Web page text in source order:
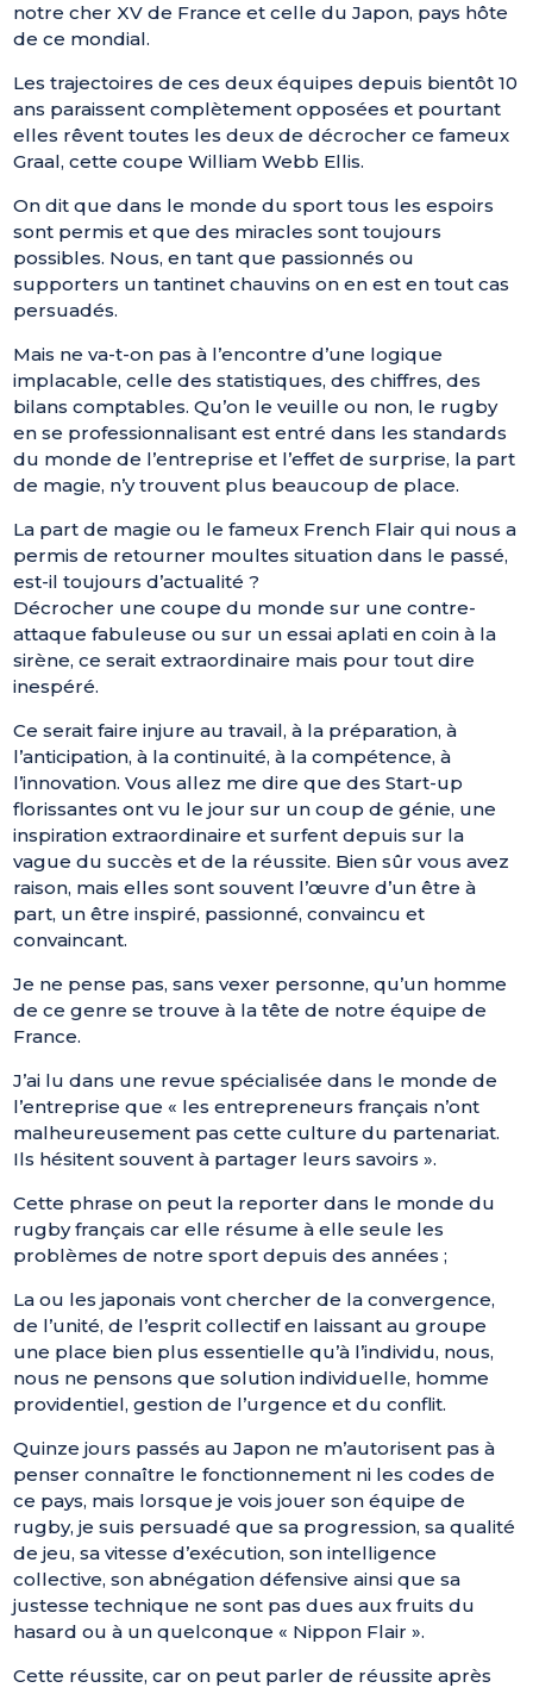
notre cher XV de France et celle du Japon, pays hôte
de ce mondial.
Les trajectoires de ces deux équipes depuis bientôt 10
ans paraissent complètement opposées et pourtant
elles rêvent toutes les deux de décrocher ce fameux
Graal, cette coupe William Webb Ellis.
On dit que dans le monde du sport tous les espoirs
sont permis et que des miracles sont toujours
possibles. Nous, en tant que passionnés ou
supporters un tantinet chauvins on en est en tout cas
persuadés.
Mais ne va-t-on pas à l’encontre d’une logique
implacable, celle des statistiques, des chiffres, des
bilans comptables. Qu’on le veuille ou non, le rugby
en se professionnalisant est entré dans les standards
du monde de l’entreprise et l’effet de surprise, la part
de magie, n’y trouvent plus beaucoup de place.
La part de magie ou le fameux French Flair qui nous a
permis de retourner moultes situation dans le passé,
est-il toujours d’actualité ?
Décrocher une coupe du monde sur une contre-
attaque fabuleuse ou sur un essai aplati en coin à la
sirène, ce serait extraordinaire mais pour tout dire
inespéré.
Ce serait faire injure au travail, à la préparation, à
l’anticipation, à la continuité, à la compétence, à
l’innovation. Vous allez me dire que des Start-up
florissantes ont vu le jour sur un coup de génie, une
inspiration extraordinaire et surfent depuis sur la
vague du succès et de la réussite. Bien sûr vous avez
raison, mais elles sont souvent l’œuvre d’un être à
part, un être inspiré, passionné, convaincu et
convaincant.
Je ne pense pas, sans vexer personne, qu’un homme
de ce genre se trouve à la tête de notre équipe de
France.
J’ai lu dans une revue spécialisée dans le monde de
l’entreprise que « les entrepreneurs français n’ont
malheureusement pas cette culture du partenariat.
Ils hésitent souvent à partager leurs savoirs ».
Cette phrase on peut la reporter dans le monde du
rugby français car elle résume à elle seule les
problèmes de notre sport depuis des années ;
La ou les japonais vont chercher de la convergence,
de l’unité, de l’esprit collectif en laissant au groupe
une place bien plus essentielle qu’à l’individu, nous,
nous ne pensons que solution individuelle, homme
providentiel, gestion de l’urgence et du conflit.
Quinze jours passés au Japon ne m’autorisent pas à
penser connaître le fonctionnement ni les codes de
ce pays, mais lorsque je vois jouer son équipe de
rugby, je suis persuadé que sa progression, sa qualité
de jeu, sa vitesse d’exécution, son intelligence
collective, son abnégation défensive ainsi que sa
justesse technique ne sont pas dues aux fruits du
hasard ou à un quelconque « Nippon Flair ».
Cette réussite, car on peut parler de réussite après